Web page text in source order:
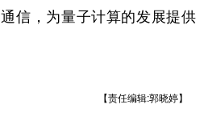
信，为量子计算的发展提供
【责任编辑:郭晓婷】